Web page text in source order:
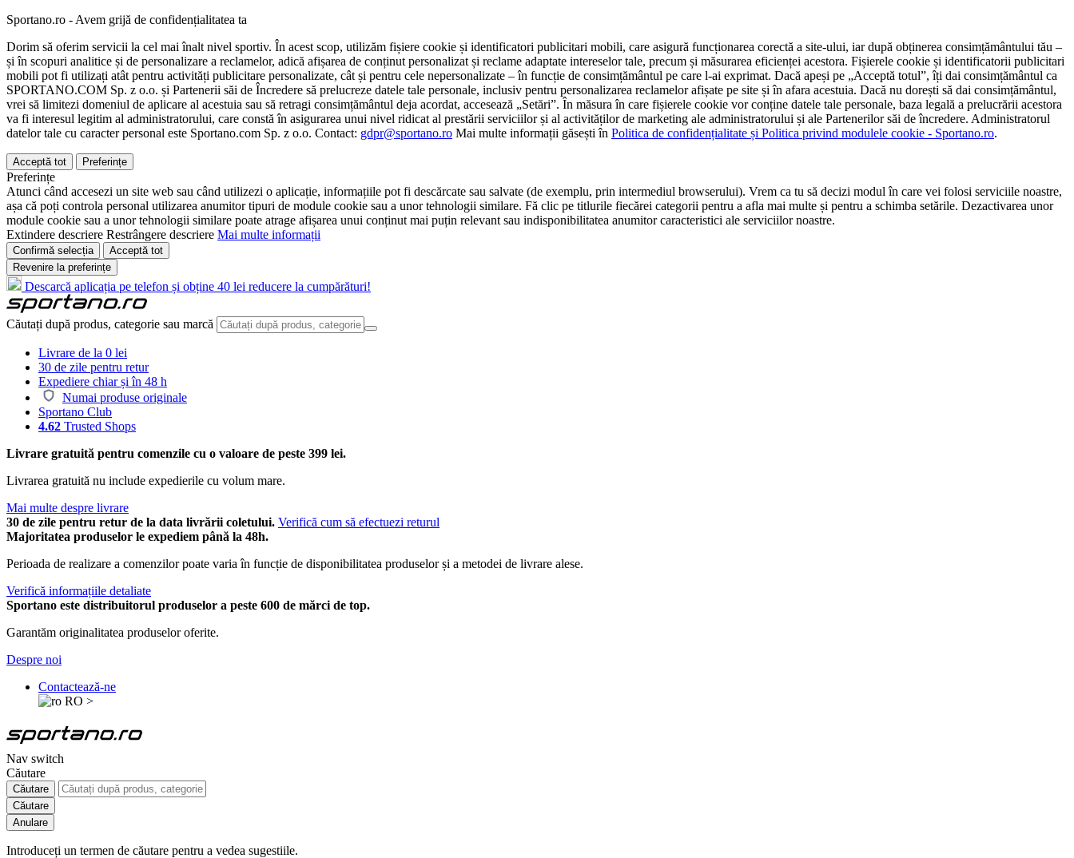
Sportano.ro - Avem grijă de confidențialitatea ta
Dorim să oferim servicii la cel mai înalt nivel sportiv. În acest scop, utilizăm fișiere cookie și identificatori publicitari mobili, care asigură funcționarea corectă a site-ului, iar după obținerea consimțământului tău –
și în scopuri analitice și de personalizare a reclamelor, adică afișarea de conținut personalizat și reclame adaptate intereselor tale, precum și măsurarea eficienței acestora. Fișierele cookie și identificatorii publicitari
mobili pot fi utilizați atât pentru activități publicitare personalizate, cât și pentru cele nepersonalizate – în funcție de consimțământul pe care l-ai exprimat. Dacă apeși pe „Acceptă totul”, îți dai consimțământul ca
SPORTANO.COM Sp. z o.o. și Partenerii săi de Încredere să prelucreze datele tale personale, inclusiv pentru personalizarea reclamelor afișate pe site și în afara acestuia. Dacă nu dorești să dai consimțământul,
vrei să limitezi domeniul de aplicare al acestuia sau să retragi consimțământul deja acordat, accesează „Setări”. În măsura în care fișierele cookie vor conține datele tale personale, baza legală a prelucrării acestora
va fi interesul legitim al administratorului, care constă în asigurarea unui nivel ridicat al prestării serviciilor și al activităților de marketing ale administratorului și ale Partenerilor săi de încredere. Administratorul
datelor tale cu caracter personal este Sportano.com Sp. z o.o. Contact: gdpr@sportano.ro Mai multe informații găsești în Politica de confidențialitate și Politica privind modulele cookie - Sportano.ro.
Acceptă tot Preferințe
Preferințe
Atunci când accesezi un site web sau când utilizezi o aplicație, informațiile pot fi descărcate sau salvate (de exemplu, prin intermediul browserului). Vrem ca tu să decizi modul în care vei folosi serviciile noastre,
așa că poți controla personal utilizarea anumitor tipuri de module cookie sau a unor tehnologii similare. Fă clic pe titlurile fiecărei categorii pentru a afla mai multe și pentru a schimba setările. Dezactivarea unor
module cookie sau a unor tehnologii similare poate atrage afișarea unui conținut mai puțin relevant sau indisponibilitatea anumitor caracteristici ale serviciilor noastre.
Extindere descriere Restrângere descriere Mai multe informații
Confirmă selecția
Acceptă tot
Revenire la preferințe
Descarcă aplicația pe telefon și obține 40 lei reducere la cumpărături!
Căutați după produs, categorie sau marcă
Livrare de la 0 lei
30 de zile pentru retur
Expediere chiar și în 48 h
Numai produse originale
Sportano Club
4.62 Trusted Shops
Livrare gratuită pentru comenzile cu o valoare de peste 399 lei.
Livrarea gratuită nu include expedierile cu volum mare.
Mai multe despre livrare
30 de zile pentru retur de la data livrării coletului. Verifică cum să efectuezi returul
Majoritatea produselor le expediem până la 48h.
Perioada de realizare a comenzilor poate varia în funcție de disponibilitatea produselor și a metodei de livrare alese.
Verifică informațiile detaliate
Sportano este distribuitorul produselor a peste 600 de mărci de top.
Garantăm originalitatea produselor oferite.
Despre noi
Contactează-ne
RO >
Nav switch
Căutare
Căutare
Căutare
Anulare
Introduceți un termen de căutare pentru a vedea sugestiile.